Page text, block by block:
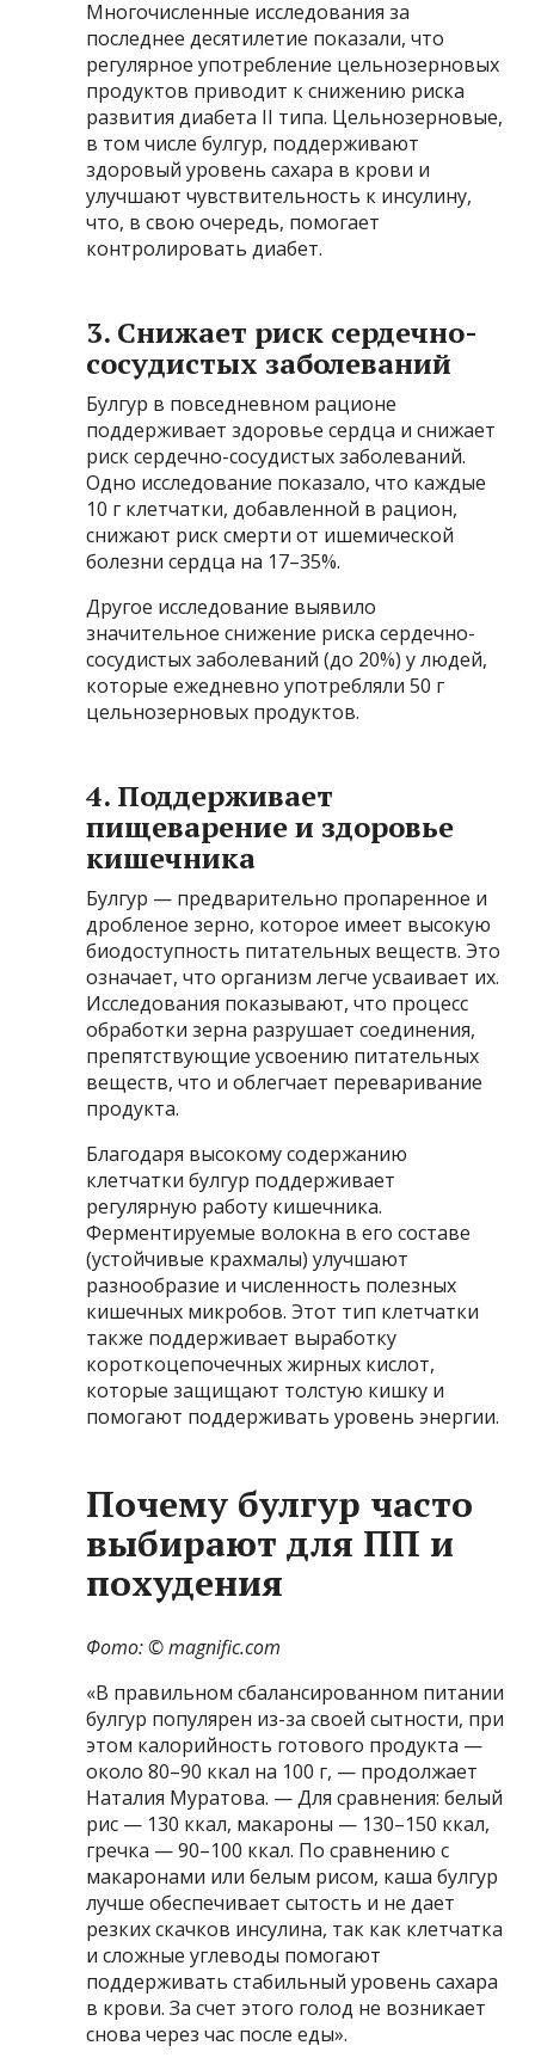
Многочисленные исследования за
последнее десятилетие показали, что
регулярное употребление цельнозерновых
продуктов приводит к снижению риска
развития диабета II типа. Цельнозерновые,
в том числе булгур, поддерживают
здоровый уровень сахара в крови и
улучшают чувствительность к инсулину,
что, в свою очередь, помогает
контролировать диабет.
3. Снижает риск сердечно-
сосудистых заболеваний
Булгур в повседневном рационе
поддерживает здоровье сердца и снижает
риск сердечно-сосудистых заболеваний.
Одно исследование показало, что каждые
10 г клетчатки, добавленной в рацион,
снижают риск смерти от ишемической
болезни сердца на 17–35%.
Другое исследование выявило
значительное снижение риска сердечно-
сосудистых заболеваний (до 20%) у людей,
которые ежедневно употребляли 50 г
цельнозерновых продуктов.
4. Поддерживает
пищеварение и здоровье
кишечника
Булгур — предварительно пропаренное и
дробленое зерно, которое имеет высокую
биодоступность питательных веществ. Это
означает, что организм легче усваивает их.
Исследования показывают, что процесс
обработки зерна разрушает соединения,
препятствующие усвоению питательных
веществ, что и облегчает переваривание
продукта.
Благодаря высокому содержанию
клетчатки булгур поддерживает
регулярную работу кишечника.
Ферментируемые волокна в его составе
(устойчивые крахмалы) улучшают
разнообразие и численность полезных
кишечных микробов. Этот тип клетчатки
также поддерживает выработку
короткоцепочечных жирных кислот,
которые защищают толстую кишку и
помогают поддерживать уровень энергии.
Почему булгур часто
выбирают для ПП и
похудения
Фото: © magnific.com
«В правильном сбалансированном питании
булгур популярен из-за своей сытности, при
этом калорийность готового продукта —
около 80–90 ккал на 100 г, — продолжает
Наталия Муратова. — Для сравнения: белый
рис — 130 ккал, макароны — 130–150 ккал,
гречка — 90–100 ккал. По сравнению с
макаронами или белым рисом, каша булгур
лучше обеспечивает сытость и не дает
резких скачков инсулина, так как клетчатка
и сложные углеводы помогают
поддерживать стабильный уровень сахара
в крови. За счет этого голод не возникает
снова через час после еды».